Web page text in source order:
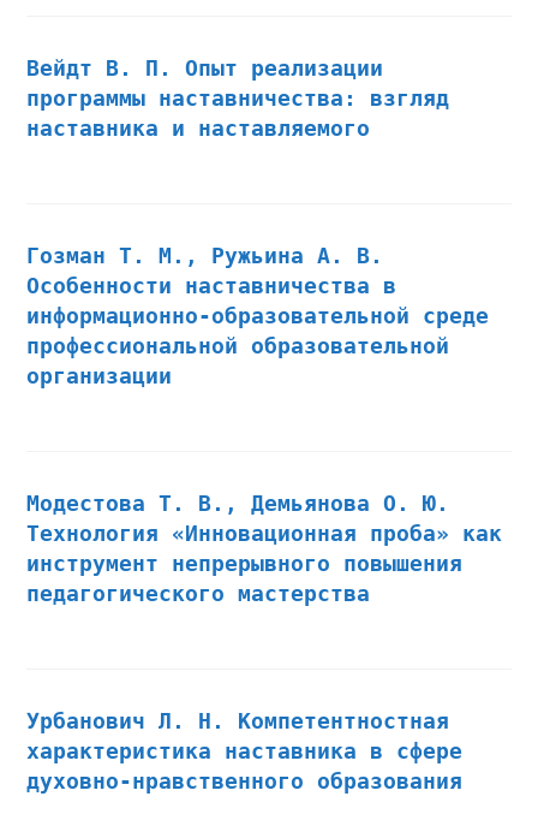
Вейдт В. П. Опыт реализации
программы наставничества: взгляд
наставника и наставляемого
Гозман Т. М., Ружьина А. В.
Особенности наставничества в
информационно-образовательной среде
профессиональной образовательной
организации
Модестова Т. В., Демьянова О. Ю.
Технология «Инновационная проба» как
инструмент непрерывного повышения
педагогического мастерства
Урбанович Л. Н. Компетентностная
характеристика наставника в сфере
духовно-нравственного образования